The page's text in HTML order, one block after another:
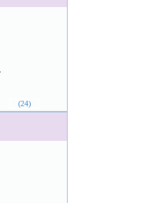
(24)